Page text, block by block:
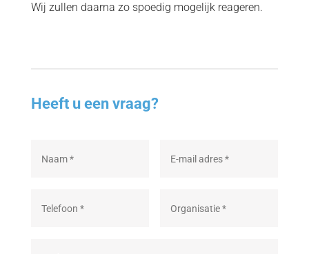
Wij zullen daarna zo spoedig mogelijk reageren.
Heeft u een vraag?